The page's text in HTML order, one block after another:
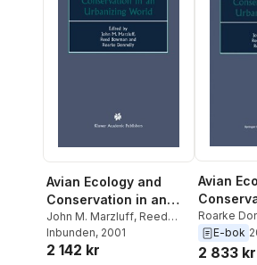
Avian Ecology and
Conservation in an
Urbanizing World
John M. Marzluff, Reed
Bowman,Roarke Donnelly
Inbunden, 2001
2 142 kr
Avian
Roarke
Bowman,
E-bok
2 833 kr